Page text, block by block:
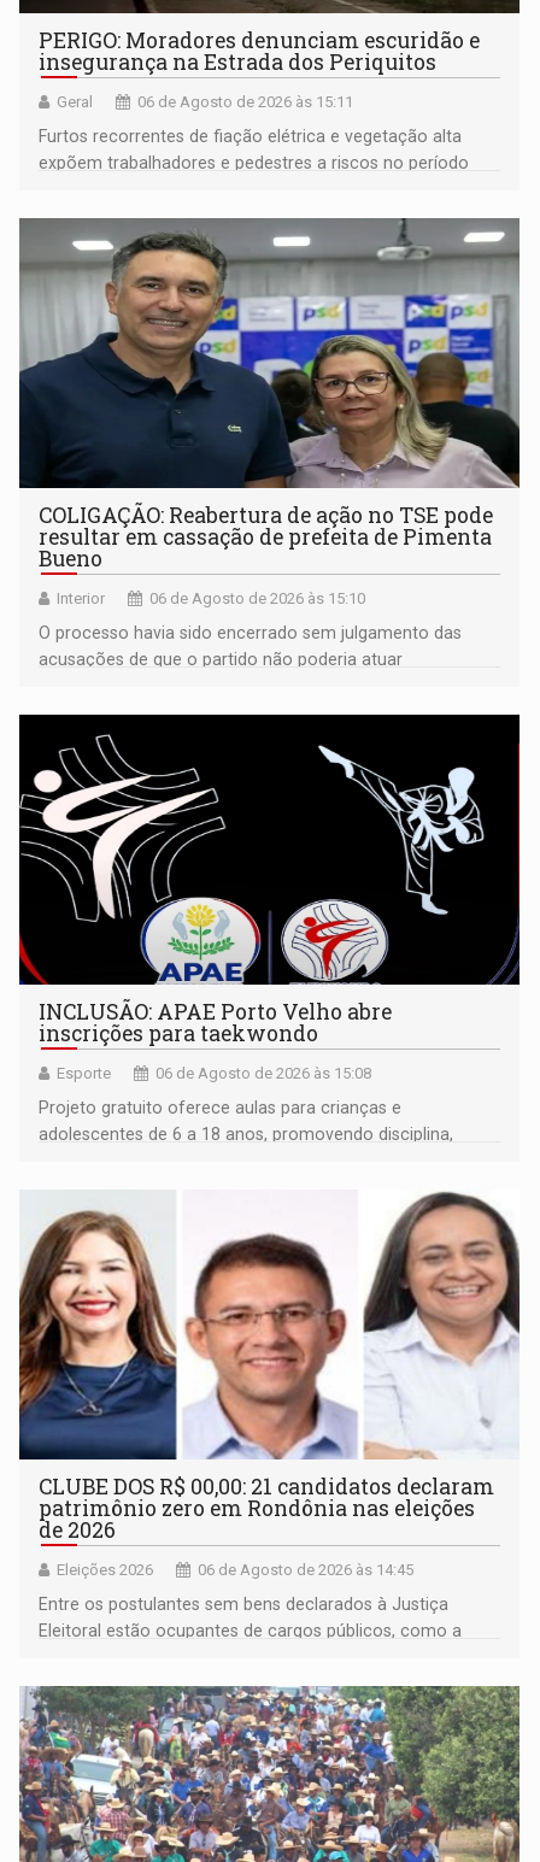
PERIGO: Moradores denunciam escuridão e
insegurança na Estrada dos Periquitos
Geral 06 de Agosto de 2026 às 15:11
Furtos recorrentes de fiação elétrica e vegetação alta
expõem trabalhadores e pedestres a riscos no período
COLIGAÇÃO: Reabertura de ação no TSE pode
resultar em cassação de prefeita de Pimenta
Bueno
Interior 06 de Agosto de 2026 às 15:10
O processo havia sido encerrado sem julgamento das
acusações de que o partido não poderia atuar
INCLUSÃO: APAE Porto Velho abre
inscrições para taekwondo
Esporte 06 de Agosto de 2026 às 15:08
Projeto gratuito oferece aulas para crianças e
adolescentes de 6 a 18 anos, promovendo disciplina,
CLUBE DOS R$ 00,00: 21 candidatos declaram
patrimônio zero em Rondônia nas eleições
de 2026
Eleições 2026 06 de Agosto de 2026 às 14:45
Entre os postulantes sem bens declarados à Justiça
Eleitoral estão ocupantes de cargos públicos, como a
Pedro Geovar (PP) e a vice-prefeita Magna dos Anjos
(NOVO)